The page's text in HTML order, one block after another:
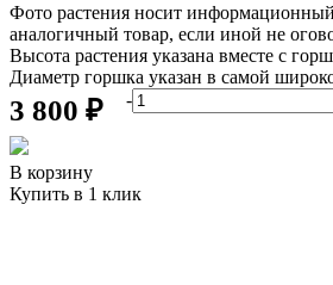
Фото растения носит информационный
аналогичный товар, если иной не
Высота растения указана вместе с
Диаметр горшка указан в самой
3 800 ₽ -
В корзину
Купить в 1 клик